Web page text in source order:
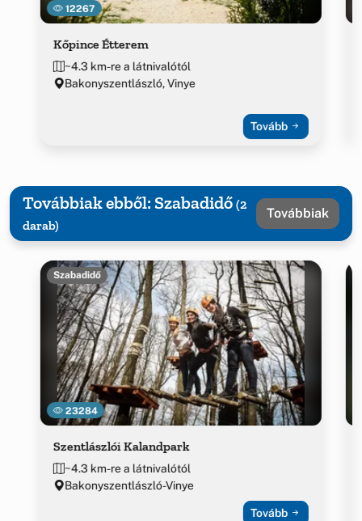
12267
Kőpince Étterem
~4.3 km-re a látnivalótól
Bakonyszentlászló, Vinye
Tovább
Továbbiak ebből: Szabadidő (2
darab)
Továbbiak
23284
Szabadidő
Szentlászlói Kalandpark
~4.3 km-re a látnivalótól
Bakonyszentlászló-Vinye
Tovább